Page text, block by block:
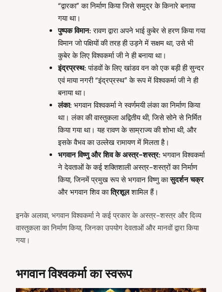
“द्वारका” का निर्माण किया जिसे समुद्र के किनारे बनाया
गया था।
पुष्पक विमान: रावण द्वारा अपने भाई कुबेर से हरण किया गया
विमान जो पक्षियों की तरह ही उड़ने में सक्षम था, उसे भी
कुबेर के लिए विश्वकर्मा जी ने ही बनाया था।
इंद्रप्रस्थ:पांडवों के लिए खांडव वन को एक बड़ी ही सुन्दर
एवं माया नगरी “इंद्रप्रस्थ” के रूप में विश्वकर्मा जी ने ही
बनाया था।
लंका: भगवान विश्वकर्मा ने स्वर्णमयी लंका का निर्माण किया
था। लंका की वास्तुकला अद्वितीय थी, जिसे सोने से निर्मित
किया गया था। यह रावण के साम्राज्य की शोभा थी, और
इसके वैभव का उल्लेख रामायण में मिलता है।
भगवान विष्णु और शिव के अस्त्र-शस्त्र: भगवान विश्वकर्मा
ने देवताओं के कई शक्तिशाली अस्त्र-शस्त्रों का निर्माण
किया, जिनमें प्रमुख रूप से भगवान विष्णु कासुदर्शन चक्र
और भगवान शिव कात्रिशूलशामिल हैं।
इनके अलावा, भगवान विश्वकर्मा ने कई प्रकार के अस्त्र-शस्त्र और दिव्य
वास्तुकला का निर्माण किया, जिनका उपयोग देवताओं और मानवों द्वारा किया
गया।
भगवान विश्वकर्मा का स्वरूप